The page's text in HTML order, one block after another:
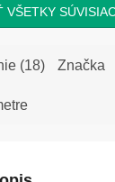
VŠETKY
(18) Značka